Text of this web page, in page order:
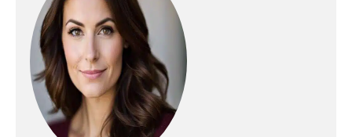
certifié FSC.
CONTRÔLEUR
INTELLIGENT : Équipé de
4 options prédéfinies
programmables, vous
pouvez enregistrer vos
hauteurs assises ou
debout préférées. La